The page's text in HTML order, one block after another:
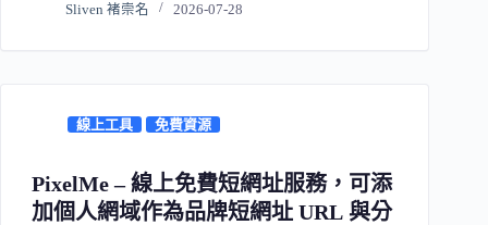
Sliven 褚崇名 2026-07-28
線上工具 免費資源
PixelMe – 線上免費短網址服務，可添
加個人網域作為品牌短網址 URL 與分